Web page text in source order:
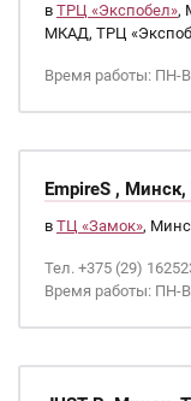
в ТРЦ «Экспобел»,
МКАД, ТРЦ
Время работы: ПН-
EmpireS ,
в ТЦ «Замок»,
Тел. +375 (29)
Время работы: ПН-